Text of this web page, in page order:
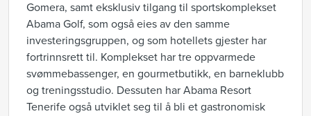
Gomera, samt eksklusiv tilgang til sportskomplekset
Abama Golf, som også eies av den samme
investeringsgruppen, og som hotellets gjester har
fortrinnsrett til. Komplekset har tre oppvarmede
svømmebassenger, en gourmetbutikk, en barneklubb
og treningsstudio. Dessuten har Abama Resort
Tenerife også utviklet seg til å bli et gastronomisk